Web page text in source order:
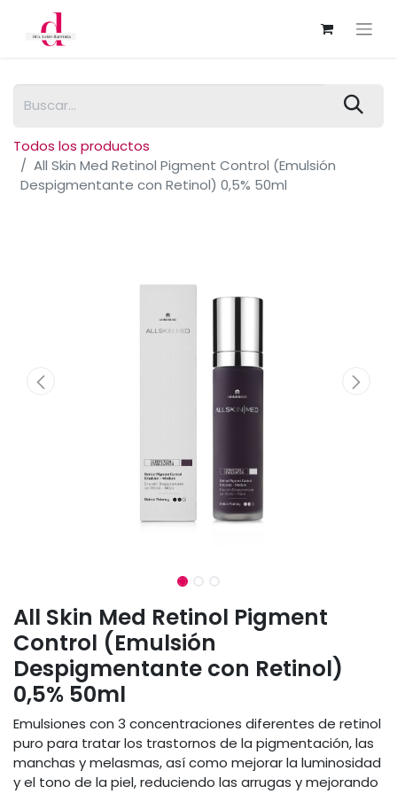
Todos los productos
All Skin Med Retinol Pigment Control (Emulsión
Despigmentante con Retinol) 0,5% 50ml
All Skin Med Retinol Pigment
Control (Emulsión
Despigmentante con Retinol)
0,5% 50ml
Emulsiones con 3 concentraciones diferentes de retinol
puro para tratar los trastornos de la pigmentación, las
manchas y melasmas, así como mejorar la luminosidad
y el tono de la piel, reduciendo las arrugas y mejorando